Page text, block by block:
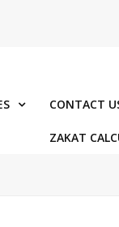
CONTACT
ZAKAT